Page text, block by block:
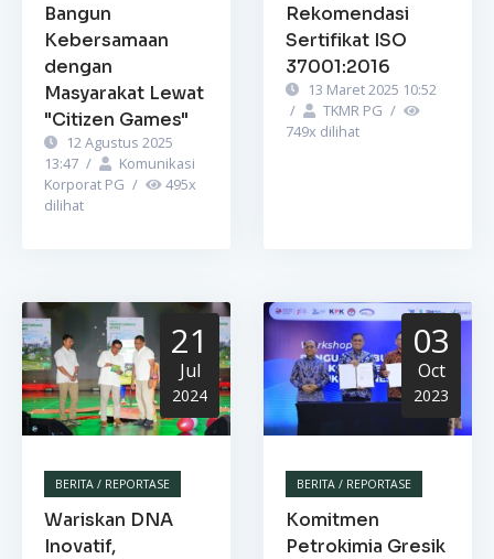
Bangun
Kebersamaan
dengan
Masyarakat Lewat
"Citizen Games"
12 Agustus 2025
13:47 /
Komunikasi
Korporat PG / 495x
dilihat
Rekomendasi
Sertifikat ISO
37001:2016
13 Maret 2025 10:52
/
TKMR PG /
749x dilihat
21
Jul
2024
BERITA / REPORTASE
Wariskan DNA
Inovatif,
03
Oct
2023
BERITA / REPORTASE
Komitmen
Petrokimia Gresik